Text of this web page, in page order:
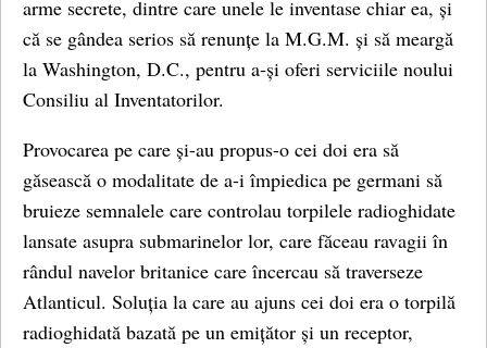
arme secrete, dintre care unele le inventase chiar ea, și
că se gândea serios să renunțe la M.G.M. și să meargă
la Washington, D.C., pentru a-și oferi serviciile noului
Consiliu al Inventatorilor.
Provocarea pe care și-au propus-o cei doi era să
găsească o modalitate de a-i împiedica pe germani să
bruieze semnalele care controlau torpilele radioghidate
lansate asupra submarinelor lor, care făceau ravagii în
rândul navelor britanice care încercau să traverseze
Atlanticul. Soluția la care au ajuns cei doi era o torpilă
radioghidată bazată pe un emițător și un receptor,